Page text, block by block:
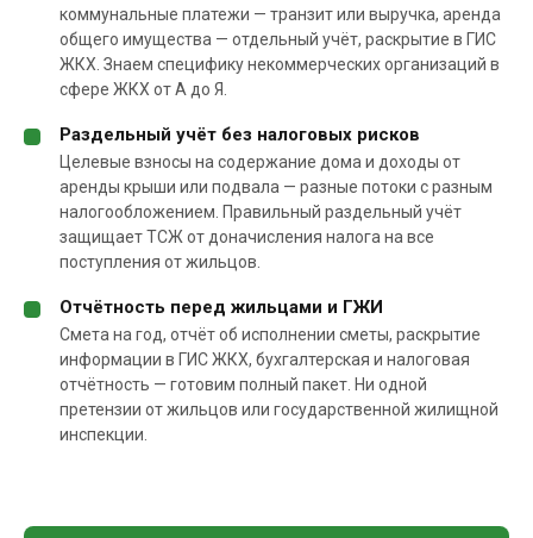
коммунальные платежи — транзит или выручка, аренда
общего имущества — отдельный учёт, раскрытие в ГИС
ЖКХ. Знаем специфику некоммерческих организаций в
сфере ЖКХ от А до Я.
Раздельный учёт без налоговых рисков
Целевые взносы на содержание дома и доходы от
аренды крыши или подвала — разные потоки с разным
налогообложением. Правильный раздельный учёт
защищает ТСЖ от доначисления налога на все
поступления от жильцов.
Отчётность перед жильцами и ГЖИ
Смета на год, отчёт об исполнении сметы, раскрытие
информации в ГИС ЖКХ, бухгалтерская и налоговая
отчётность — готовим полный пакет. Ни одной
претензии от жильцов или государственной жилищной
инспекции.